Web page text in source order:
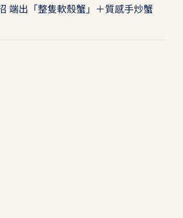
端出「整隻軟殼蟹」＋質感手炒蟹